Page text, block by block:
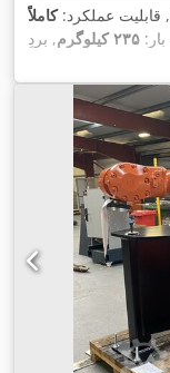
, قابلیت عملکرد:کاملاً
۲۳۵ کیلوگرم
, بردِ